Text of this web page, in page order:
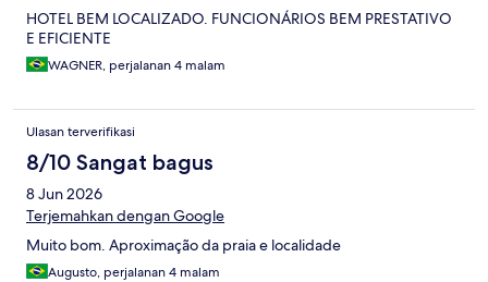
HOTEL BEM LOCALIZADO. FUNCIONÁRIOS BEM PRESTATIVO
E EFICIENTE
WAGNER, perjalanan 4 malam
Ulasan terverifikasi
8/10 Sangat bagus
8 Jun 2026
Terjemahkan dengan Google
Muito bom. Aproximação da praia e localidade
Augusto, perjalanan 4 malam